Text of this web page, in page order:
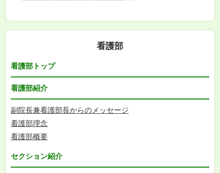
看護部
看護部トップ
看護部紹介
副院長兼看護部長からのメッセージ
看護部理念
看護部概要
セクション紹介